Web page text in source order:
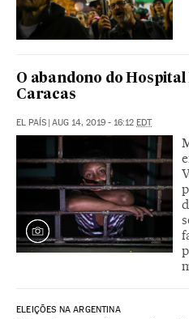
O abandono do
Caracas
EL PAÍS | AUG 14, 2019 - 16:12 EDT
ELEIÇÕES NA ARGENTINA